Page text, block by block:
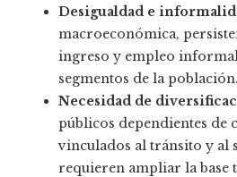
Desigualdad e
macroeconómica,
ingreso y empleo
segmentos de la población.
Necesidad de
públicos dependientes de
vinculados al tránsito y al
requieren ampliar la